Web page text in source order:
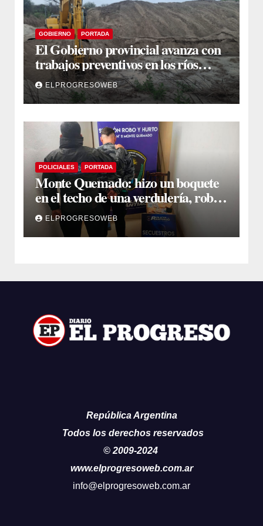
GOBIERNO PORTADA
El Gobierno provincial avanza con
trabajos preventivos en los ríos
Dulce y Salado y en los Bajos
Submeridionales
ELPROGRESOWEB
POLICIALES PORTADA
Monte Quemado: hizo un boquete
en el techo de una verdulería, robó
$800.000 y cayó tras ser filmado
ELPROGRESOWEB
República Argentina
Todos los derechos reservados
© 2009-2024
www.elprogresoweb.com.ar
info@elprogresoweb.com.ar